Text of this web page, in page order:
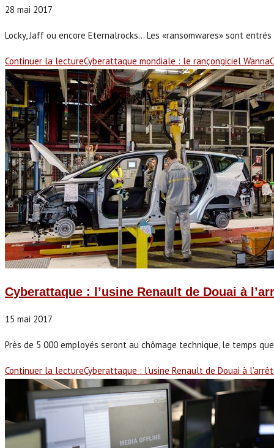
28 mai 2017
Locky, Jaff ou encore Eternalrocks... Les «ransomwares» sont
Continuer la lectureCyberattaque mondiale : le rançongiciel
Cyberattaque : l’usine Renault de Douai à
15 mai 2017
Près de 5 000 employés seront au chômage technique, le temps
Continuer la lectureCyberattaque : l’usine Renault de Douai à